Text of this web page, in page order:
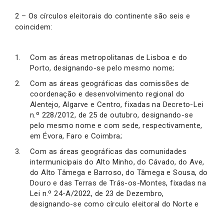
2 – Os círculos eleitorais do continente são seis e
coincidem:
Com as áreas metropolitanas de Lisboa e do
Porto, designando-se pelo mesmo nome;
Com as áreas geográficas das comissões de
coordenação e desenvolvimento regional do
Alentejo, Algarve e Centro, fixadas na Decreto-Lei
n.º 228/2012, de 25 de outubro, designando-se
pelo mesmo nome e com sede, respectivamente,
em Évora, Faro e Coimbra;
Com as áreas geográficas das comunidades
intermunicipais do Alto Minho, do Cávado, do Ave,
do Alto Tâmega e Barroso, do Tâmega e Sousa, do
Douro e das Terras de Trás-os-Montes, fixadas na
Lei n.º 24-A/2022, de 23 de Dezembro,
designando-se como círculo eleitoral do Norte e